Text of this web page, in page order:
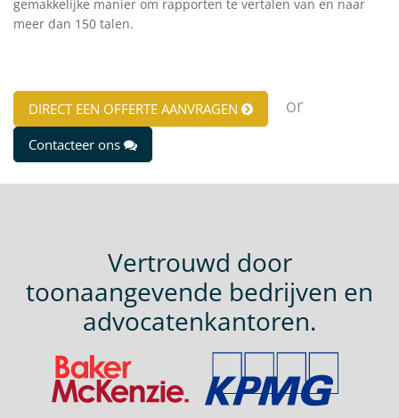
gemakkelijke manier om rapporten te vertalen van en naar
meer dan 150 talen.
DIRECT EEN OFFERTE AANVRAGEN or
Contacteer ons
Vertrouwd door
toonaangevende bedrijven en
advocatenkantoren.